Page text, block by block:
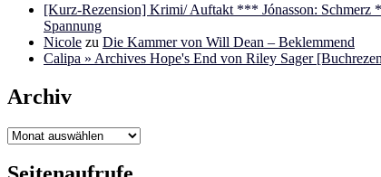
[Kurz-Rezension] Krimi/ Auftakt *** Jónasson:
Spannung
Nicole zu Die Kammer von Will Dean – Beklemmend
Calipa » Archives Hope's End von Riley Sager
Archiv
Archiv